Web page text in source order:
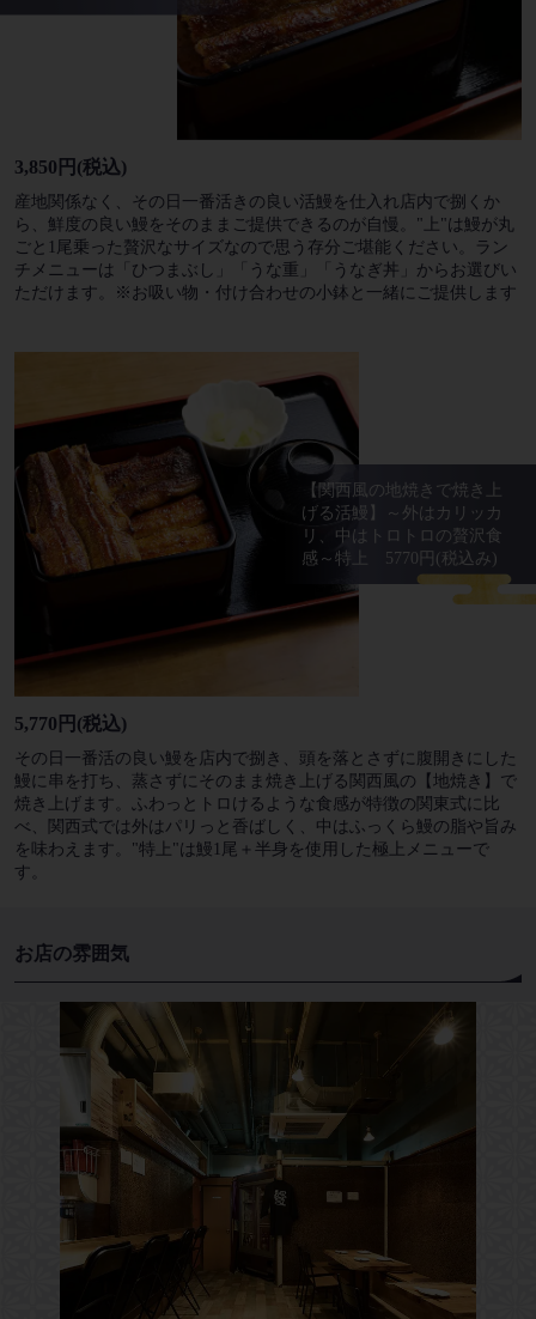
3,850円 (税込)
産地関係なく、その日一番活きの良い活鰻を仕入れ店内で捌くか
ら、鮮度の良い鰻をそのままご提供できるのが自慢。"上"は鰻が丸
ごと1尾乗った贅沢なサイズなので思う存分ご堪能ください。ラン
チメニューは「ひつまぶし」「うな重」「うなぎ丼」からお選びい
ただけます。※お吸い物・付け合わせの小鉢と一緒にご提供します
【関西風の地焼きで焼き上
げる活鰻】～外はカリッカ
リ、中はトロトロの贅沢食
感～特上 5770円(税込み)
5,770円 (税込)
その日一番活の良い鰻を店内で捌き、頭を落とさずに腹開きにした
鰻に串を打ち、蒸さずにそのまま焼き上げる関西風の【地焼き】で
焼き上げます。ふわっとトロけるような食感が特徴の関東式に比
べ、関西式では外はパリっと香ばしく、中はふっくら鰻の脂や旨み
を味わえます。"特上"は鰻1尾＋半身を使用した極上メニューで
す。
お店の雰囲気